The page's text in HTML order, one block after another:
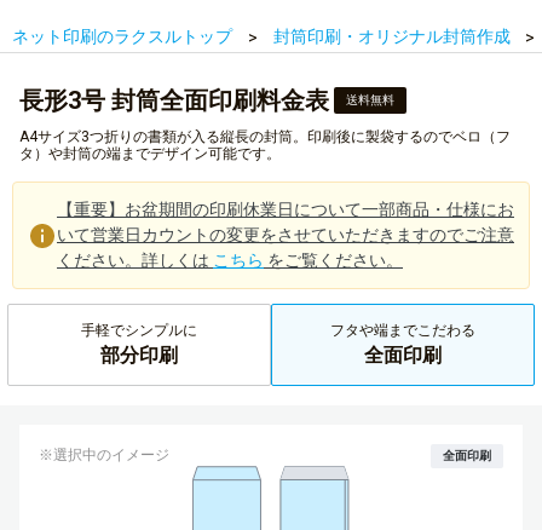
ネット印刷のラクスルトップ 封筒印刷・オリジナル封筒作成
長形3号 封筒全面印刷料金表 送料無料
A4サイズ3つ折りの書類が入る縦長の封筒。印刷後に製袋するのでベロ（フ
タ）や封筒の端までデザイン可能です。
【重要】お盆期間の印刷休業日について一部商品・仕様にお
いて営業日カウントの変更をさせていただきますのでご注意
ください。詳しくは こちら をご覧ください。
手軽でシンプルに
部分印刷
フタや端までこだわる
全面印刷
※選択中のイメージ 全面印刷